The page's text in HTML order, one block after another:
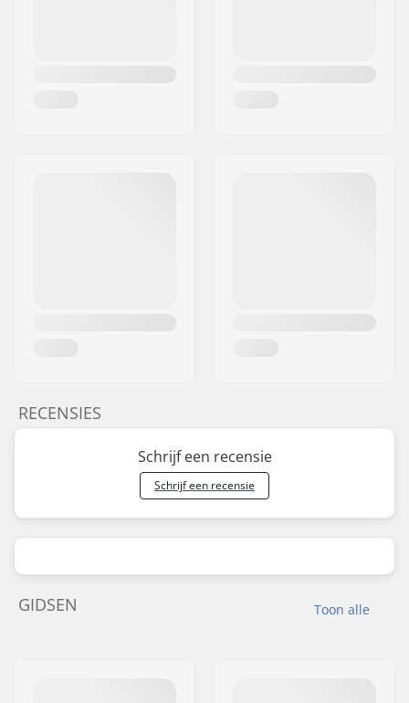
RECENSIES
Schrijf een recensie
Schrijf een recensie
Toon alle
GIDSEN